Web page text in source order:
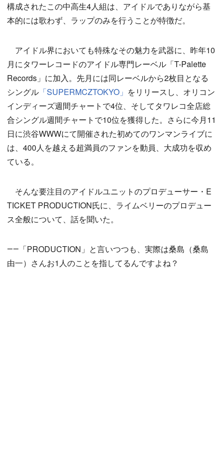
構成されたこの中高生4人組は、アイドルでありながら基
本的には歌わず、ラップのみを行うことが特徴だ。
アイドル界においても特殊なその魅力を武器に、昨年10
月にタワーレコードのアイドル専門レーベル「T-Palette
Records」に加入。先月には同レーベルから2枚目となる
シングル 「SUPERMCZTOKYO」 をリリースし、オリコン
インディーズ週間チャートで4位、そしてタワレコ全店総
合シングル週間チャートで10位を獲得した。さらに今月11
日に渋谷WWWにて開催された初めてのワンマンライブに
は、400人を越える超満員のファンを動員、大成功を収め
ている。
そんな要注目のアイドルユニットのプロデューサー・E
TICKET PRODUCTION氏に、ライムベリーのプロデュー
ス全般について、話を聞いた。
――「PRODUCTION」と言いつつも、実際は桑島（桑島
由一）さんお1人のことを指してるんですよね？